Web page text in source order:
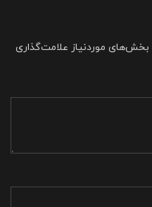
بخش‌های موردنیاز علامت‌گذاری